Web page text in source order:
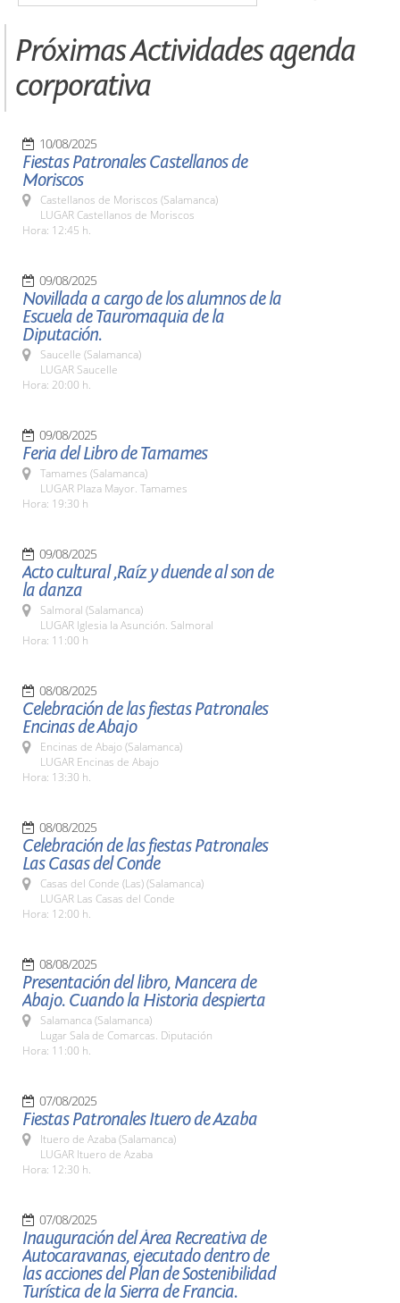
Próximas Actividades agenda
corporativa
10/08/2025
Fiestas Patronales Castellanos de
Moriscos
Castellanos de Moriscos (Salamanca)
LUGAR Castellanos de Moriscos
Hora: 12:45 h.
09/08/2025
Novillada a cargo de los alumnos de la
Escuela de Tauromaquia de la
Diputación.
Saucelle (Salamanca)
LUGAR Saucelle
Hora: 20:00 h.
09/08/2025
Feria del Libro de Tamames
Tamames (Salamanca)
LUGAR Plaza Mayor. Tamames
Hora: 19:30 h
09/08/2025
Acto cultural ,Raíz y duende al son de
la danza
Salmoral (Salamanca)
LUGAR Iglesia la Asunción. Salmoral
Hora: 11:00 h
08/08/2025
Celebración de las fiestas Patronales
Encinas de Abajo
Encinas de Abajo (Salamanca)
LUGAR Encinas de Abajo
Hora: 13:30 h.
08/08/2025
Celebración de las fiestas Patronales
Las Casas del Conde
Casas del Conde (Las) (Salamanca)
LUGAR Las Casas del Conde
Hora: 12:00 h.
08/08/2025
Presentación del libro, Mancera de
Abajo. Cuando la Historia despierta
Salamanca (Salamanca)
Lugar Sala de Comarcas. Diputación
Hora: 11:00 h.
07/08/2025
Fiestas Patronales Ituero de Azaba
Ituero de Azaba (Salamanca)
LUGAR Ituero de Azaba
Hora: 12:30 h.
07/08/2025
Inauguración del Área Recreativa de
Autocaravanas, ejecutado dentro de
las acciones del Plan de Sostenibilidad
Turística de la Sierra de Francia.